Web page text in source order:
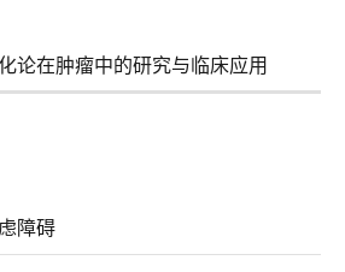
论在肿瘤中的研究与临床应用
障碍